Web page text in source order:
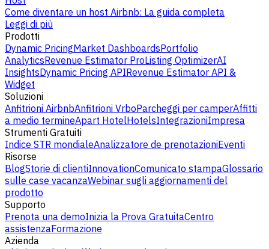
Come diventare un host Airbnb: La guida completa
Leggi di più
Prodotti
Dynamic PricingMarket DashboardsPortfolio
AnalyticsRevenue Estimator ProListing OptimizerAI
InsightsDynamic Pricing APIRevenue Estimator API &
Widget
Soluzioni
Anfitrioni AirbnbAnfitrioni VrboParcheggi per camperAffitti
a medio termineApart HotelHotelsIntegrazioniImpresa
Strumenti Gratuiti
Indice STR mondialeAnalizzatore de prenotazioniEventi
Risorse
BlogStorie di clientiInnovationComunicato stampaGlossario
sulle case vacanzaWebinar sugli aggiornamenti del
prodotto
Supporto
Prenota una demoInizia la Prova GratuitaCentro
assistenzaFormazione
Azienda